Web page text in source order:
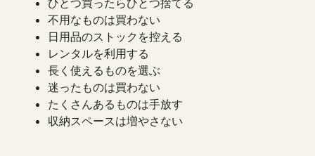
ひとつ買ったらひとつ捨てる
不用なものは買わない
日用品のストックを控える
レンタルを利用する
長く使えるものを選ぶ
迷ったものは買わない
たくさんあるものは手放す
収納スペースは増やさない